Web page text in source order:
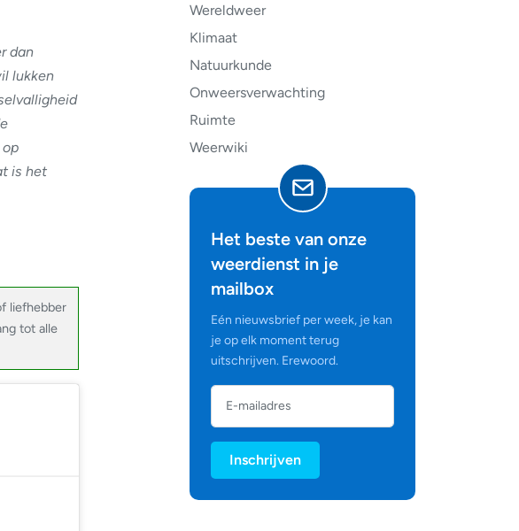
Wereldweer
Klimaat
Natuurkunde
Onweersverwachting
Ruimte
Weerwiki
Het beste van onze
weerdienst in je
mailbox
Eén nieuwsbrief per week, je kan
je op elk moment terug
uitschrijven. Erewoord.
Inschrijven
dan
lukken
is het
liefhebber
tot alle